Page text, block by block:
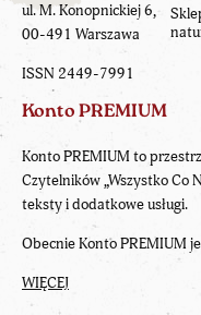
ul. M. Konopnickiej 6,
00-491 Warszawa
ISSN 2449-7991
Konto PREMIUM
Konto PREMIUM to
Czytelników „Wszystko Co
teksty i dodatkowe usługi.
Obecnie Konto PREMIUM
WIĘCEJ